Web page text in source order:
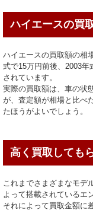
ハイエースの買
ハイエースの買取額の相
式で15万円前後、2003年
されています。
実際の買取額は、車の状
が、査定額が相場と比べ
たほうがよいでしょう。
高く買取しても
これまでさまざまなモデ
よって搭載されているエ
それによって買取金額に